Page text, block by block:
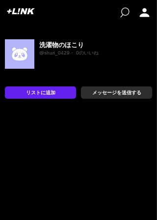
+L!NK
洗濯物のほこり
@shuri_0429・ 0のいいね
リストに追加 メッセージを送信する